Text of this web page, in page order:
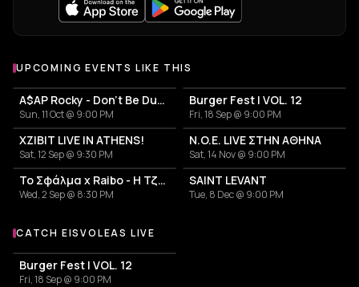
UPCOMING EVENTS LIKE THIS
A$AP Rocky - Don't Be Dumb World Tour
Sun, 11 Oct @ 9:00 PM
Burger Fest | VOL. 12
Fri, 18 Sep @ 9:00 PM
XZIBIT LIVE IN ATHENS!
Sat, 12 Sep @ 9:30 PM
N.O.E. LIVE ΣΤΗΝ ΑΘΗΝΑ
Sat, 14 Nov @ 9:00 PM
Το Σφάλμα x Raibo - Η Τζαμάικα των Βαλκανίων
Wed, 2 Sep @ 8:30 PM
SAINT LEVANT
Tue, 8 Dec @ 9:00 PM
More events with Eisvoleas
CATCH EISVOLEAS LIVE
Burger Fest | VOL. 12
Fri, 18 Sep @ 9:00 PM